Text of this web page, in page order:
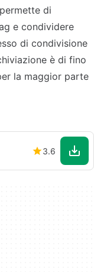
di
e condividere
di condivisione
è di fino
la maggior parte
3.6